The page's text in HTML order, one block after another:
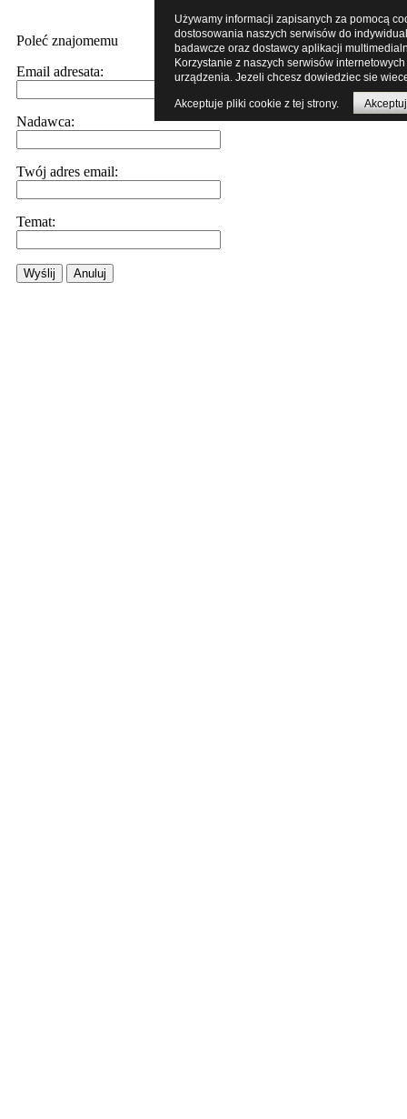
Poleć znajomemu
Email adresata:
Nadawca:
Twój adres email:
Temat:
Wyślij Anuluj
Używamy informacji zapisanych za pomocą
dostosowania naszych serwisów do
badawcze oraz dostawcy aplikacji
Korzystanie z naszych serwisów
urządzenia. Jezeli chcesz dowiedziec sie
Akceptuje pliki cookie z tej strony. Akceptuj